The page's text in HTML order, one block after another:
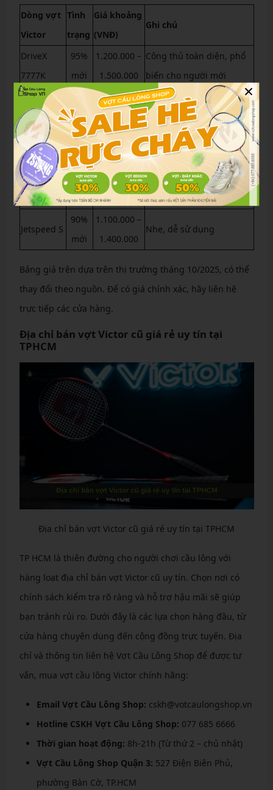
Dòng vợt
Victor
Tình
trạng
Giá khoảng
(VNĐ)
Ghi chú
DriveX
7777K
95%
mới
1.200.000 –
1.500.000
Công thủ toàn diện, phổ
biến cho người mới
Auraspeed
90K
mới
1.800.000 –
2.200.000
Thiên tốc độ, kiểm soát
tốt
Thruster
Ryuga
85%
mới
1.500.000 –
1.800.000
Tấn công mạnh, bền bỉ
Brave
Sword 12
95%
mới
1.400.000 –
1.700.000
Huyền thoại, giá ổn định
Jetspeed S
90%
mới
1.100.000 –
1.400.000
Nhẹ, dễ sử dụng
Bảng giá trên dựa trên thị trường tháng 10/2025, có thể
thay đổi theo nguồn. Để có giá chính xác, hãy liên hệ
trực tiếp các cửa hàng.
Địa chỉ bán vợt Victor cũ giá rẻ uy tín tại
TPHCM
Địa chỉ bán vợt Victor cũ giá rẻ uy tín tại TPHCM
TP HCM là thiên đường cho người chơi cầu lông với
hàng loạt địa chỉ bán vợt Victor cũ uy tín. Chọn nơi có
chính sách kiểm tra rõ ràng và hỗ trợ hậu mãi sẽ giúp
bạn tránh rủi ro. Dưới đây là các lựa chọn hàng đầu, từ
cửa hàng chuyên dụng đến cộng đồng trực tuyến. Địa
chỉ và thông tin liên hệ Vợt Cầu Lông Shop để được tư
vấn, mua vợt cầu lông Victor chính hãng:
Email Vợt Cầu Lông Shop: cskh@votcaulongshop.vn
Hotline CSKH Vợt Cầu Lông Shop: 077 685 6666
Thời gian hoạt động: 8h-21h (Từ thứ 2 – chủ nhật)
Vợt Cầu Lông Shop Quận 3: 527 Điện Biên Phủ,
phường Bàn Cờ, TP.HCM
×